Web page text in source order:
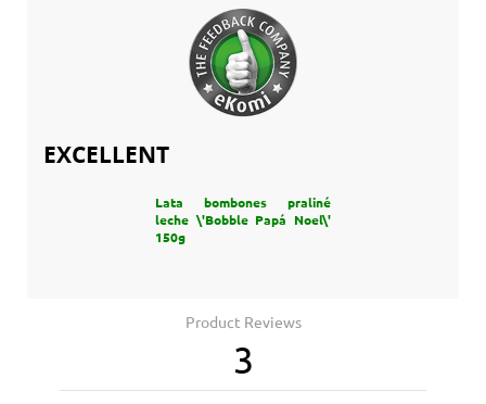
EXCELLENT
Lata bombones praliné
leche \'Bobble Papá Noel\'
150g
Product Reviews
3